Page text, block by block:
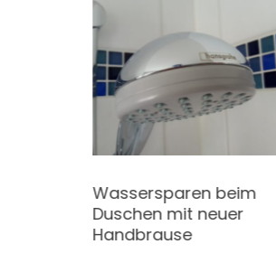
Wassersparen beim
Duschen mit neuer
Handbrause